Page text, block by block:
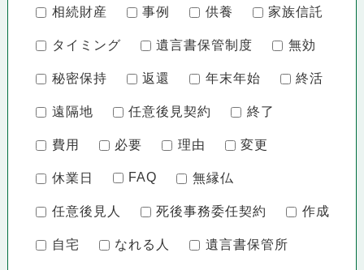
相続財産 事例 供養 家族信託
タイミング 遺言書保管制度 無効
秘密保持 返還 年末年始 終活
遠隔地 任意後見契約 終了
費用 必要 理由 変更
休業日 FAQ 無縁仏
任意後見人 死後事務委任契約 作成
自宅 なれる人 遺言書保管所